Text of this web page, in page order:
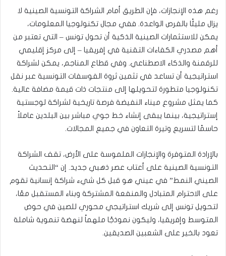
رغم هذه الإنجازات، فإن الطريق أمام الشراكة التونسية الصينية لا
يزال مليئًا بالفرص الواعدة. ففي مجال تكنولوجيا المعلومات،
يمكن للاستثمارات الصينية الذكية أن تحول تونس – التي تعتبر من
أهم مصدري الكفاءات التقنية في إفريقيا – إلى مركز إقليمي
للرقمنة والذكاء الاصطناعي. وفي قطاع المناجم، يمكن لشراكة
استراتيجية أن تساعد في تثمين ثروة الفوسفات التونسية عبر نقل
تكنولوجيا متطورة لتحويلها إلى منتجات ذات قيمة مضافة عالية.
كما يمثل مشروع ميناء النفيضة فرصة تاريخية لشراكة لوجستية
إستراتيجية، بينما يبقى إنشاء خط جوي مباشر بين البلدين عاملاً
حاسمًا لتسريع وتيرة التعاون في جميع المجالات.
بالإرادة المتوفرة والإنجازات الملموسة على الأرض، تقف الشراكة
التونسية الصينية على أعتاب عصر ذهبي جديد. إن “التحديث
الصيني النمط” في عيني هو قبل كل شيء شراكة إنسانية تقوم
على الاحترام المتبادل والمنفعة المشتركة وبناء المستقبل معًا،
لتحويل تونس إلى شريك استراتيجي محوري للصين في حوض
المتوسط وإفريقيا، وليكون نموذجًا ملهماً لنهضة تنموية شاملة
تعود بالخير على الشعبين الصديقين.